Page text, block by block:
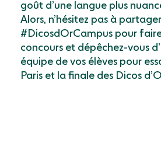
goût d’une langue plus
Alors, n’hésitez pas à
#DicosdOrCampus pour
concours et dépêchez-vous
équipe de vos élèves pour
Paris et la finale des Dicos